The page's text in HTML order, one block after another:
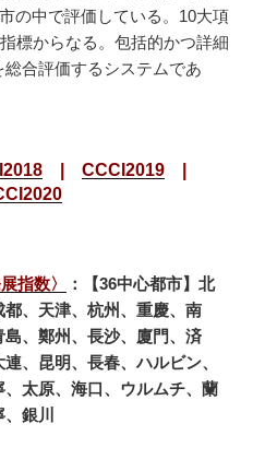
の中で評価している。10大項
標からなる。包括的かつ詳細
合評価するシステムであ
CCCI2019
指数〉
：【36中心都市】北
、天津、杭州、重慶、南
、鄭州、長沙、廈門、済
、昆明、長春、ハルビン、
太原、海口、ウルムチ、蘭
銀川